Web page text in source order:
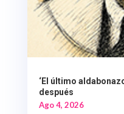
‘El último
después
Ago 4, 2026